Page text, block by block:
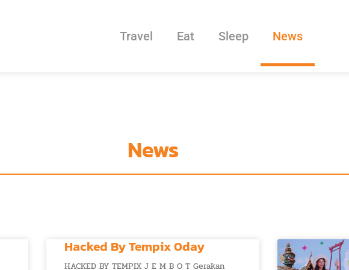
Travel Eat Sleep News
News
Hacked By Tempix 0day
HACKED BY TEMPIX J E M B O T Gerakan